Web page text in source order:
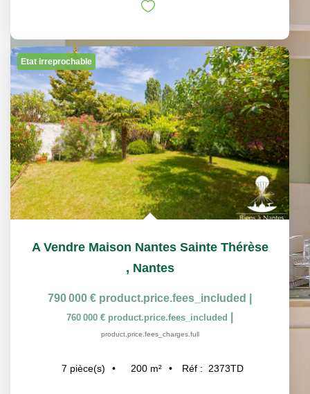
Etat irreprochable
A Vendre Maison Nantes Sainte Thérèse
, Nantes
790 000 € product.price.fees_included
760 000 € product.price.fees_included
product.price.fees_charges.full
7 pièce(s) 200 m² Réf : 2373TD